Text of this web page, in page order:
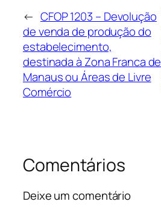
← CFOP 1203 – Devolução
de venda de produção do
estabelecimento,
destinada à Zona Franca de
Manaus ou Áreas de Livre
Comércio
Comentários
Deixe um comentário